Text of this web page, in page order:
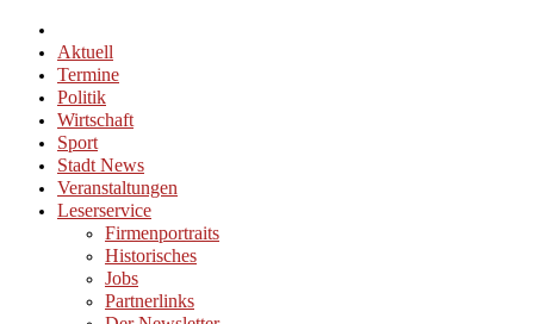
Aktuell
Termine
Politik
Wirtschaft
Sport
Stadt News
Veranstaltungen
Leserservice
Firmenportraits
Historisches
Jobs
Partnerlinks